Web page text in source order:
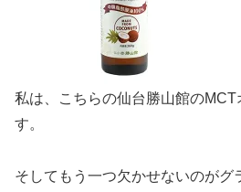
私は、こちらの仙台勝山館のMCT
す。
そしてもう一つ欠かせないのがグ